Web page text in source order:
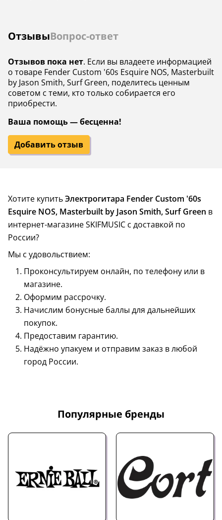
ОтзывыВопрос-ответ
Отзывов пока нет. Если вы владеете информацией
о товаре Fender Custom '60s Esquire NOS, Masterbuilt
by Jason Smith, Surf Green, поделитесь ценным
советом с теми, кто только собирается его
приобрести.
Ваша помощь — бесценна!
Добавить отзыв
Хотите купитьЭлектрогитара Fender Custom '60s
Esquire NOS, Masterbuilt by Jason Smith, Surf Green в
интернет-магазине SKIFMUSIC с доставкой по
России?
Мы с удовольствием:
Проконсультируем онлайн, по телефону или в
магазине.
Оформим рассрочку.
Начислим бонусные баллы для дальнейших
покупок.
Предоставим гарантию.
Надёжно упакуем и отправим заказ в любой
город России.
Популярные бренды